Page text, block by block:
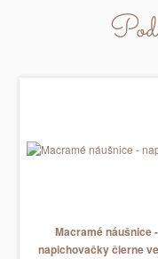
Macramé náušnice -
napichovačky čierne